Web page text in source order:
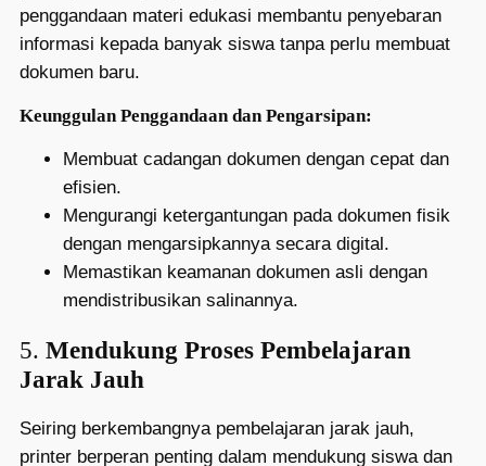
penggandaan materi edukasi membantu penyebaran
informasi kepada banyak siswa tanpa perlu membuat
dokumen baru.
Keunggulan Penggandaan dan Pengarsipan:
Membuat cadangan dokumen dengan cepat dan
efisien.
Mengurangi ketergantungan pada dokumen fisik
dengan mengarsipkannya secara digital.
Memastikan keamanan dokumen asli dengan
mendistribusikan salinannya.
5. Mendukung Proses Pembelajaran
Jarak Jauh
Seiring berkembangnya pembelajaran jarak jauh,
printer berperan penting dalam mendukung siswa dan